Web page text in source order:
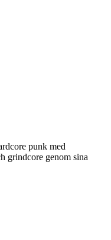
punk med
grindcore genom sina